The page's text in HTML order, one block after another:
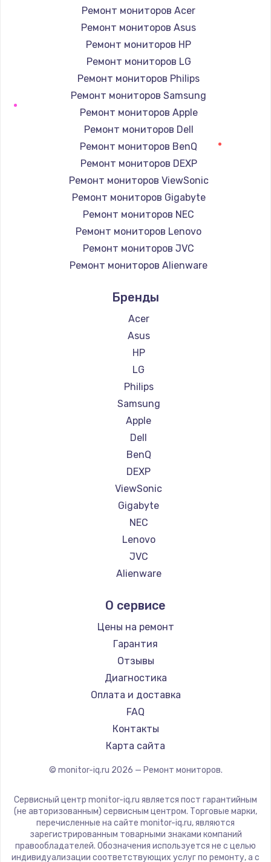
Ремонт мониторов Acer
Ремонт мониторов Asus
Ремонт мониторов HP
Ремонт мониторов LG
Ремонт мониторов Philips
Ремонт мониторов Samsung
Ремонт мониторов Apple
Ремонт мониторов Dell
Ремонт мониторов BenQ
Ремонт мониторов DEXP
Ремонт мониторов ViewSonic
Ремонт мониторов Gigabyte
Ремонт мониторов NEC
Ремонт мониторов Lenovo
Ремонт мониторов JVC
Ремонт мониторов Alienware
Ремонт мониторов Thunderobot
Ремонт мониторов Hisense
Ремонт мониторов АОС
Ремонт мониторов Ardor
Ремонт мониторов Machenike
Ремонт мониторов iru
Ремонт мониторов Titan Army
Ремонт мониторов iFFALCON
Ремонт мониторов Dahua
Бренды
Acer
Asus
HP
LG
Philips
Samsung
Apple
Dell
BenQ
DEXP
ViewSonic
Gigabyte
NEC
Lenovo
JVC
Alienware
Thunderobot
Hisense
АОС
Ardor
Machenike
iru
Titan Army
iFFALCON
Dahua
О сервисе
Цены на ремонт
Гарантия
Отзывы
Диагностика
Оплата и доставка
FAQ
Контакты
Карта сайта
© monitor-iq.ru 2026 — Ремонт мониторов.
Сервисный центр monitor-iq.ru является пост гарантийным
(не авторизованным) сервисным центром. Торговые марки,
перечисленные на сайте monitor-iq.ru, являются
зарегистрированным товарными знаками компаний
правообладателей. Обозначения используется не с целью
индивидуализации соответствующих услуг по ремонту, а с